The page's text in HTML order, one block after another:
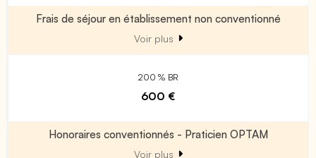
Frais de séjour en établissement non conventionné
Voir plus
200 % BR
600 €
Honoraires conventionnés - Praticien OPTAM
Voir plus